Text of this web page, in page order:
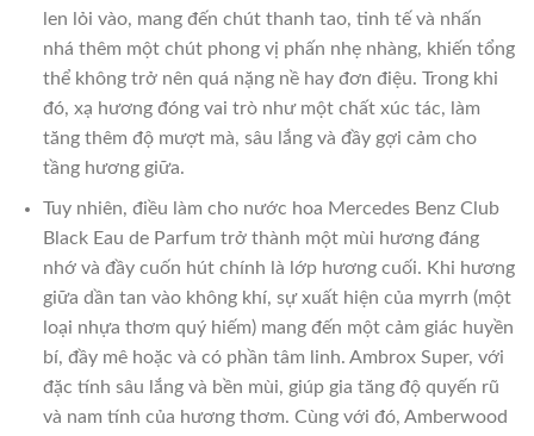
len lỏi vào, mang đến chút thanh tao, tinh tế và nhấn
nhá thêm một chút phong vị phấn nhẹ nhàng, khiến tổng
thể không trở nên quá nặng nề hay đơn điệu. Trong khi
đó, xạ hương đóng vai trò như một chất xúc tác, làm
tăng thêm độ mượt mà, sâu lắng và đầy gợi cảm cho
tầng hương giữa.
Tuy nhiên, điều làm cho nước hoa Mercedes Benz Club
Black Eau de Parfum trở thành một mùi hương đáng
nhớ và đầy cuốn hút chính là lớp hương cuối. Khi hương
giữa dần tan vào không khí, sự xuất hiện của myrrh (một
loại nhựa thơm quý hiếm) mang đến một cảm giác huyền
bí, đầy mê hoặc và có phần tâm linh. Ambrox Super, với
đặc tính sâu lắng và bền mùi, giúp gia tăng độ quyến rũ
và nam tính của hương thơm. Cùng với đó, Amberwood